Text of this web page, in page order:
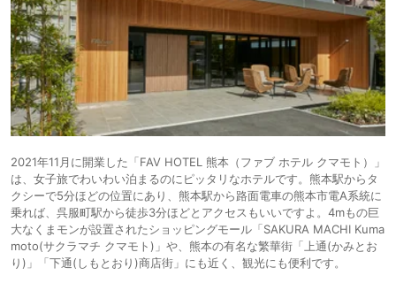
2021年11月に開業した「FAV HOTEL 熊本（ファブ ホテル クマモト）」
は、女子旅でわいわい泊まるのにピッタリなホテルです。熊本駅からタ
クシーで5分ほどの位置にあり、熊本駅から路面電車の熊本市電A系統に
乗れば、呉服町駅から徒歩3分ほどとアクセスもいいですよ。4mもの巨
大なくまモンが設置されたショッピングモール「SAKURA MACHI Kuma
moto(サクラマチ クマモト)」や、熊本の有名な繁華街「上通(かみとお
り)」「下通(しもとおり)商店街」にも近く、観光にも便利です。